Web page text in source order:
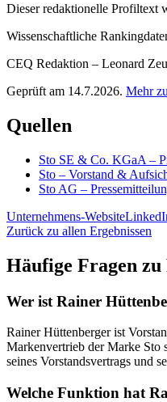
Dieser redaktionelle Profiltext
Wissenschaftliche
CEQ Redaktion – Leonard
Geprüft am 14.7.2026. Mehr
Quellen
Sto SE & Co. KGaA –
Sto – Vorstand &
Sto AG –
Unternehmens-Website
Zurück zu allen Ergebnissen
Häufige Fragen zu
Wer ist Rainer
Rainer Hüttenberger ist
Markenvertrieb der Marke Sto
seines Vorstandsvertrags und
Welche Funktion hat